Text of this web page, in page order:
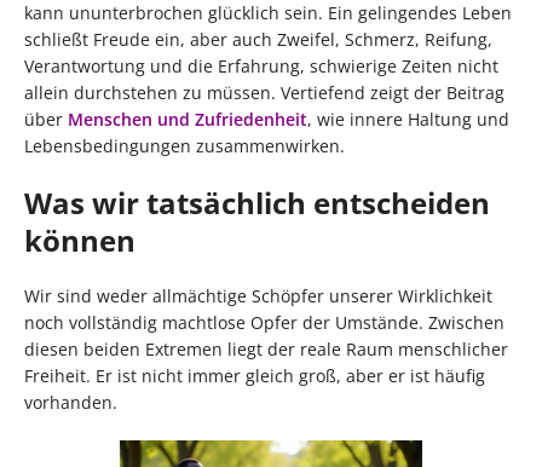
kann ununterbrochen glücklich sein. Ein gelingendes Leben
schließt Freude ein, aber auch Zweifel, Schmerz, Reifung,
Verantwortung und die Erfahrung, schwierige Zeiten nicht
allein durchstehen zu müssen. Vertiefend zeigt der Beitrag
über Menschen und Zufriedenheit, wie innere Haltung und
Lebensbedingungen zusammenwirken.
Was wir tatsächlich entscheiden
können
Wir sind weder allmächtige Schöpfer unserer Wirklichkeit
noch vollständig machtlose Opfer der Umstände. Zwischen
diesen beiden Extremen liegt der reale Raum menschlicher
Freiheit. Er ist nicht immer gleich groß, aber er ist häufig
vorhanden.